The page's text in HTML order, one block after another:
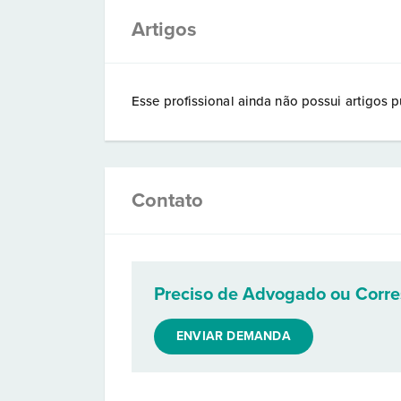
Artigos
Esse profissional ainda não possui artigos
Contato
Preciso de Advogado ou
ENVIAR DEMANDA